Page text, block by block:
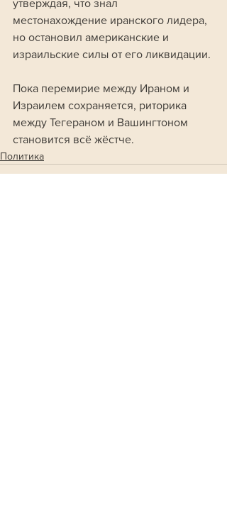
утверждая, что знал
местонахождение иранского лидера,
но остановил американские и
израильские силы от его ликвидации.
Пока перемирие между Ираном и
Израилем сохраняется, риторика
между Тегераном и Вашингтоном
становится всё жёстче.
Политика